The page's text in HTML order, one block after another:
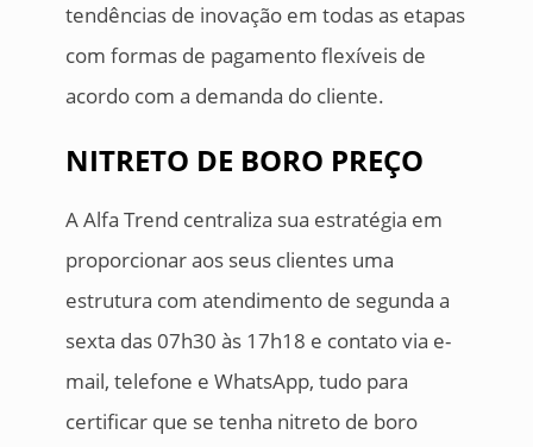
tendências de inovação em todas as etapas
com formas de pagamento flexíveis de
acordo com a demanda do cliente.
NITRETO DE BORO PREÇO
A Alfa Trend centraliza sua estratégia em
proporcionar aos seus clientes uma
estrutura com atendimento de segunda a
sexta das 07h30 às 17h18 e contato via e-
mail, telefone e WhatsApp, tudo para
certificar que se tenha nitreto de boro